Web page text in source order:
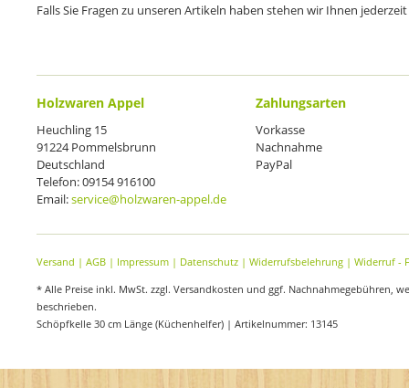
Falls Sie Fragen zu unseren Artikeln haben stehen wir Ihnen
Holzwaren Appel
Heuchling 15
91224 Pommelsbrunn
Deutschland
Telefon: 09154 916100
Email:service@holzwaren-appel.de
Zahlungsarten
Vorkasse
Nachnahme
PayPal
Versand | AGB | Impressum | Datenschutz | Widerrufsbelehrung | Widerruf -
* Alle Preise inkl. MwSt. zzgl. Versandkosten und ggf. Nachnahmegebühren,
beschrieben.
Schöpfkelle 30 cm Länge (Küchenhelfer) | Artikelnummer: 13145